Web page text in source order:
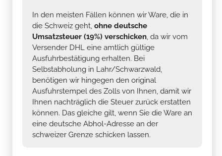
In den meisten Fällen können wir Ware, die in
die Schweiz geht, ohne deutsche
Umsatzsteuer (19%) verschicken, da wir vom
Versender DHL eine amtlich gültige
Ausfuhrbestätigung erhalten. Bei
Selbstabholung in Lahr/Schwarzwald,
benötigen wir hingegen den original
Ausfuhrstempel des Zolls von Ihnen, damit wir
Ihnen nachträglich die Steuer zurück erstatten
können. Das gleiche gilt, wenn Sie die Ware an
eine deutsche Abhol-Adresse an der
schweizer Grenze schicken lassen.